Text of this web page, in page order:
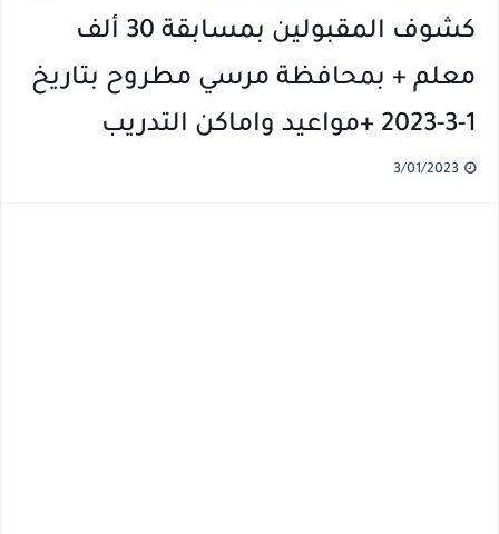
اعلان وظائف الهيئة القومية لسلامة الغذاء " لشغل وظيفة مفتش أغذية " لخريجي علوم / زراعة / طب بيطري "... الشروط والاوراق المطلوبة وكيفية التقديم
كشوف المقبولين بمسابقة 30 ألف
معلم + بمحافظة مرسي مطروح بتاريخ
1-3-2023 +مواعيد واماكن التدريب